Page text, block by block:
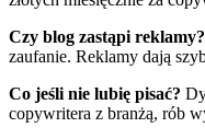
Czy blog zastąpi reklamy?
zaufanie. Reklamy dają
Co jeśli nie lubię pisać?
copywritera z branżą, rób